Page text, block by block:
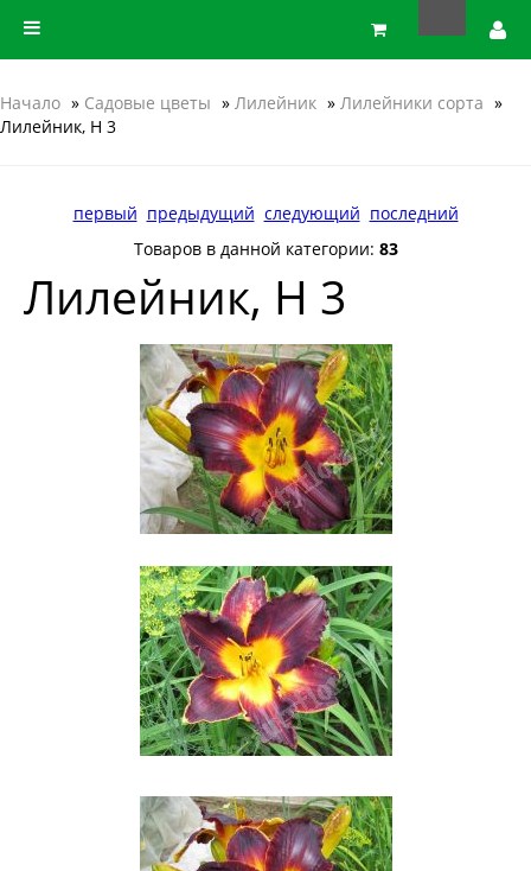
Начало » Садовые цветы » Лилейник » Лилейники сорта »
Лилейник, Н 3
первый предыдущий следующий последний
Товаров в данной категории: 83
Лилейник, Н 3